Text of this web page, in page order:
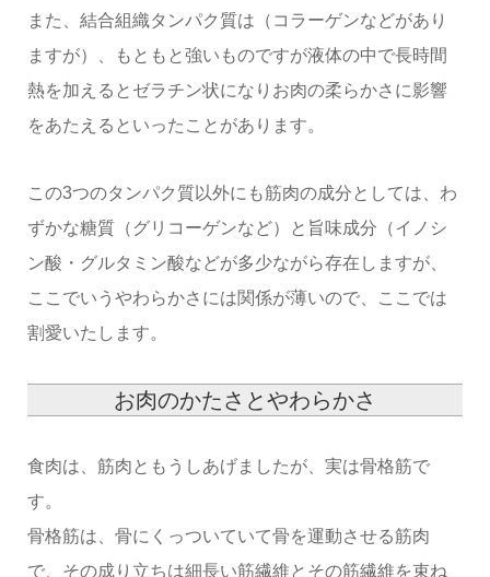
また、結合組織タンパク質は（コラーゲンなどがあり
ますが）、もともと強いものですが液体の中で長時間
熱を加えるとゼラチン状になりお肉の柔らかさに影響
をあたえるといったことがあります。
この3つのタンパク質以外にも筋肉の成分としては、わ
ずかな糖質（グリコーゲンなど）と旨味成分（イノシ
ン酸・グルタミン酸などが多少ながら存在しますが、
ここでいうやわらかさには関係が薄いので、ここでは
割愛いたします。
お肉のかたさとやわらかさ
食肉は、筋肉ともうしあげましたが、実は骨格筋で
す。
骨格筋は、骨にくっついていて骨を運動させる筋肉
で、その成り立ちは細長い筋繊維とその筋繊維を束ね